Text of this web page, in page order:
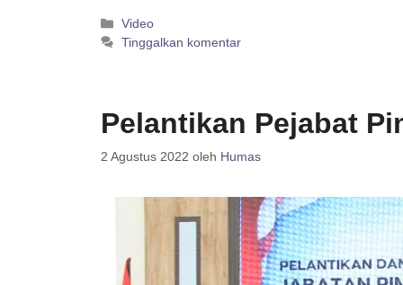
Kategori
Video
Tinggalkan komentar
Pelantikan Pejabat
2 Agustus 2022 oleh Humas